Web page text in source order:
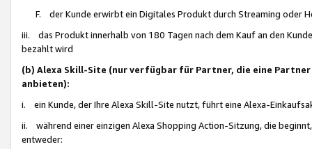
F. der Kunde erwirbt ein Digitales Produkt durch Streaming oder
iii. das Produkt innerhalb von 180 Tagen nach dem Kauf an den
bezahlt wird
(b) Alexa Skill-Site (nur verfügbar für Partner, die eine
anbieten):
i. ein Kunde, der Ihre Alexa Skill-Site nutzt, führt eine Alexa-
ii. während einer einzigen Alexa Shopping Action-Sitzung, die
entweder: